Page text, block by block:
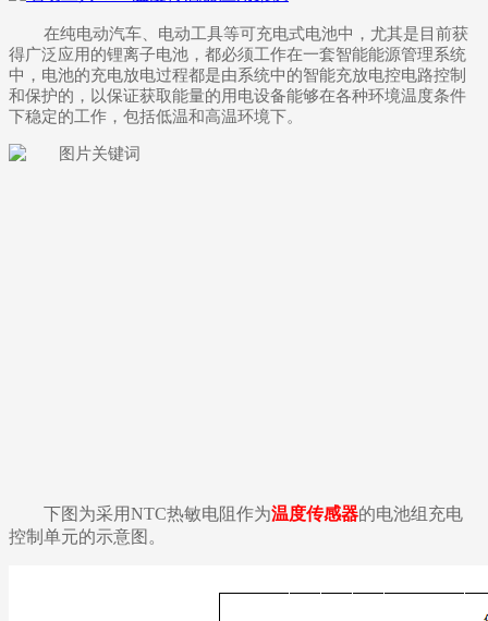
在纯电动汽车、电动工具等可充电式电池中，尤其是目前获
得广泛应用的锂离子电池，都必须工作在一套智能能源管理系统
中，电池的充电放电过程都是由系统中的智能充放电控电路控制
和保护的，以保证获取能量的用电设备能够在各种环境温度条件
下稳定的工作，包括低温和高温环境下。
下图为采用NTC热敏电阻作为温度传感器的电池组充电
控制单元的示意图。